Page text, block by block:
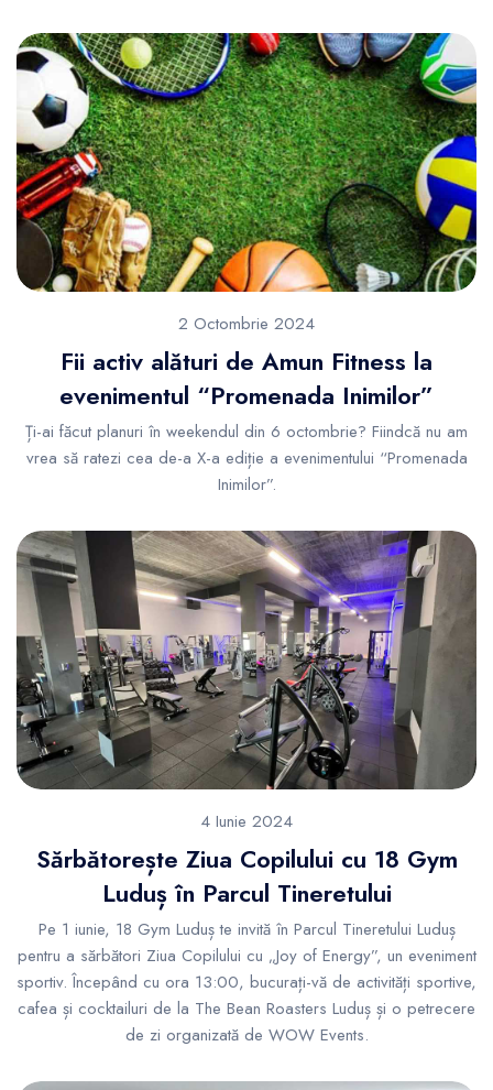
2 Octombrie 2024
Fii activ alături de Amun Fitness la
evenimentul “Promenada Inimilor”
Ți-ai făcut planuri în weekendul din 6 octombrie? Fiindcă nu am
vrea să ratezi cea de-a X-a ediție a evenimentului “Promenada
Inimilor”.
4 Iunie 2024
Sărbătorește Ziua Copilului cu 18 Gym
Luduș în Parcul Tineretului
Pe 1 iunie, 18 Gym Luduș te invită în Parcul Tineretului Luduș
pentru a sărbători Ziua Copilului cu „Joy of Energy”, un eveniment
sportiv. Începând cu ora 13:00, bucurați-vă de activități sportive,
cafea și cocktailuri de la The Bean Roasters Luduș și o petrecere
de zi organizată de WOW Events.